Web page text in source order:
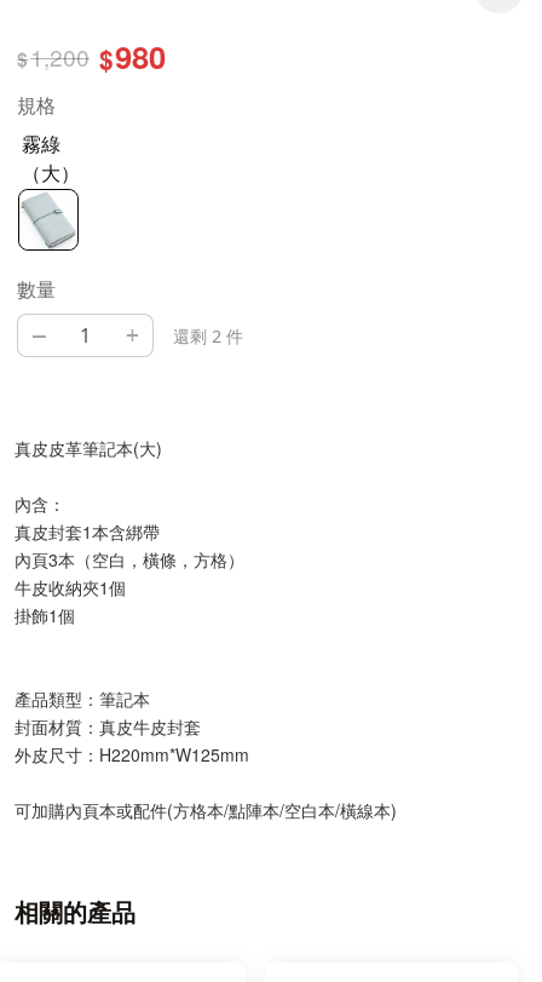
$1,200 $980
規格
霧綠
（大）
數量
– + 還剩 2 件
真皮皮革筆記本(大)
內含：
真皮封套1本含綁帶
內頁3本（空白，橫條，方格）
牛皮收納夾1個
掛飾1個
產品類型：筆記本
封面材質：真皮牛皮封套
外皮尺寸：H220mm*W125mm
可加購內頁本或配件(方格本/點陣本/空白本/橫線本)
相關的產品